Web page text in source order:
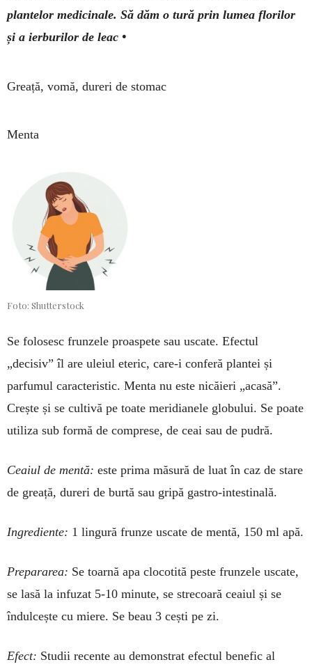
plante­lor medicinale. Să dăm o tură prin lumea florilor
și a ierburilor de leac •
Greață, vomă, dureri de stomac
Menta
Foto: Shutterstock
Se folosesc frunzele proaspete sau uscate. Efec­tul
„decisiv” îl are uleiul eteric, care-i conferă plantei și
parfumul caracteristic. Menta nu este nicăieri „acasă”.
Crește și se cul­tivă pe toate meridianele globului. Se poa­te
utiliza sub formă de comprese, de ceai sau de pudră.
Ceaiul de mentă: este prima mă­sură de luat în caz de stare
de greață, dureri de burtă sau gripă gastro-in­tes­tinală.
Ingrediente: 1 lingu­ră frunze uscate de men­tă, 150 ml apă.
Prepararea: Se toarnă apa clo­cotită peste frunzele uscate,
se lasă la infuzat 5-10 minute, se strecoară ceaiul și se
îndulcește cu miere. Se beau 3 cești pe zi.
Efect: Studii recente au demon­strat efectul benefic al